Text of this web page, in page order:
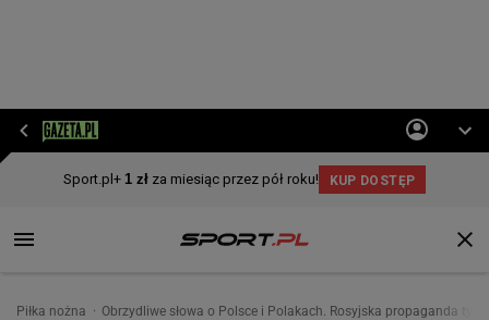
Piłka nożna Obrzydliwe słowa o Polsce i Polakach. Rosyjska propaganda